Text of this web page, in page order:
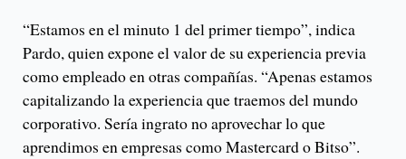
“Estamos en el minuto 1 del primer tiempo”, indica
Pardo, quien expone el valor de su experiencia previa
como empleado en otras compañías. “Apenas estamos
capitalizando la experiencia que traemos del mundo
corporativo. Sería ingrato no aprovechar lo que
aprendimos en empresas como Mastercard o Bitso”.